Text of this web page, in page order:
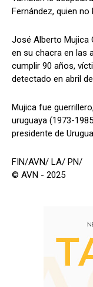
Fernández, quien
José Alberto Mujica
en su chacra en las
cumplir 90 años,
detectado en abril
Mujica fue
uruguaya (1973-
presidente de
FIN/AVN/ LA/ PN/
© AVN - 2025